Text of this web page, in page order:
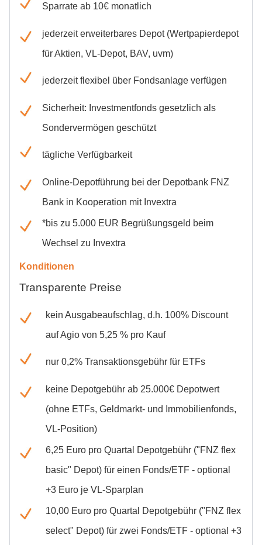
Sparrate ab 10€ monatlich
jederzeit erweiterbares Depot (Wertpapierdepot
für Aktien, VL-Depot, BAV, uvm)
jederzeit flexibel über Fondsanlage verfügen
Sicherheit: Investmentfonds gesetzlich als
Sondervermögen geschützt
tägliche Verfügbarkeit
Online-Depotführung bei der Depotbank FNZ
Bank in Kooperation mit Invextra
*bis zu 5.000 EUR Begrüßungsgeld beim
Wechsel zu Invextra
Konditionen
Transparente Preise
kein Ausgabeaufschlag, d.h. 100% Discount
auf Agio von 5,25 % pro Kauf
nur 0,2% Transaktionsgebühr für ETFs
keine Depotgebühr ab 25.000€ Depotwert
(ohne ETFs, Geldmarkt- und Immobilienfonds,
VL-Position)
6,25 Euro pro Quartal Depotgebühr ("FNZ flex
basic" Depot) für einen Fonds/ETF - optional
+3 Euro je VL-Sparplan
10,00 Euro pro Quartal Depotgebühr ("FNZ flex
select" Depot) für zwei Fonds/ETF - optional +3